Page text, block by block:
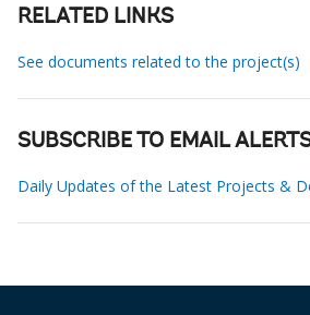
RELATED LINKS
See documents related to the project(s)
SUBSCRIBE TO EMAIL
Daily Updates of the Latest Projects &